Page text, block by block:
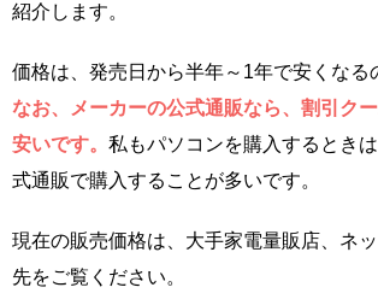
紹介します。
価格は、発売日から半年～1年で安くなる
なお、メーカーの公式通販なら、割引ク
安いです。 私もパソコンを購入するとき
式通販で購入することが多いです。
現在の販売価格は、大手家電量販店、ネ
先をご覧ください。